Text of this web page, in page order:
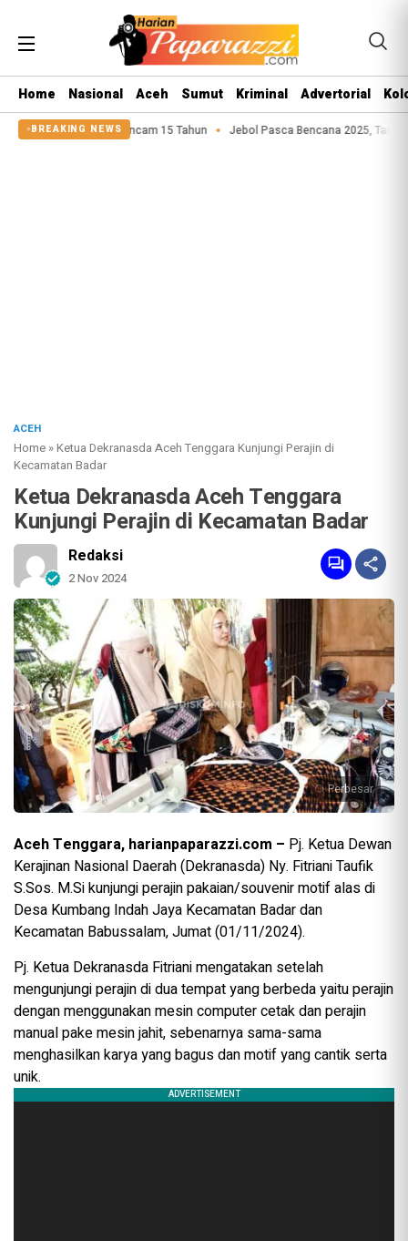
Home Nasional Aceh Sumut Kriminal Advertorial
BREAKING NEWS
Terancam 15 Tahun Jebol Pasca Bencana 2025, Tanggul Sungai
ACEH
Home »Ketua Dekranasda Aceh Tenggara Kunjungi Perajin di
Kecamatan Badar
Ketua Dekranasda Aceh Tenggara
Kunjungi Perajin di Kecamatan Badar
Redaksi
2 Nov 2024
Perbesar
Aceh Tenggara, harianpaparazzi.com – Pj. Ketua Dewan
Kerajinan Nasional Daerah (Dekranasda) Ny. Fitriani Taufik
S.Sos. M.Si kunjungi perajin pakaian/souvenir motif alas di
Desa Kumbang Indah Jaya Kecamatan Badar dan
Kecamatan Babussalam, Jumat (01/11/2024).
Pj. Ketua Dekranasda Fitriani mengatakan setelah
mengunjungi perajin di dua tempat yang berbeda yaitu perajin
dengan menggunakan mesin computer cetak dan perajin
manual pake mesin jahit, sebenarnya sama-sama
menghasilkan karya yang bagus dan motif yang cantik serta
unik.